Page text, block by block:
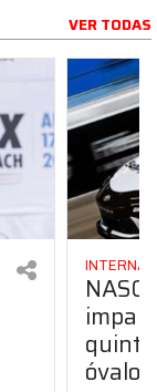
VER TODAS
óvalo